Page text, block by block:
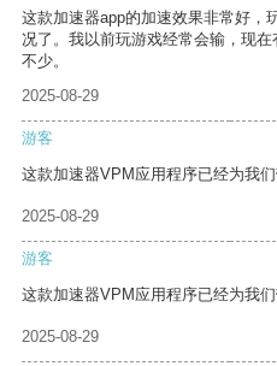
这款加速器app的加速效果非常好，
况了。我以前玩游戏经常会输，现
不少。
2025-08-29
游客
这款加速器VPM应用程序已经为我
2025-08-29
游客
这款加速器VPM应用程序已经为我们
2025-08-29